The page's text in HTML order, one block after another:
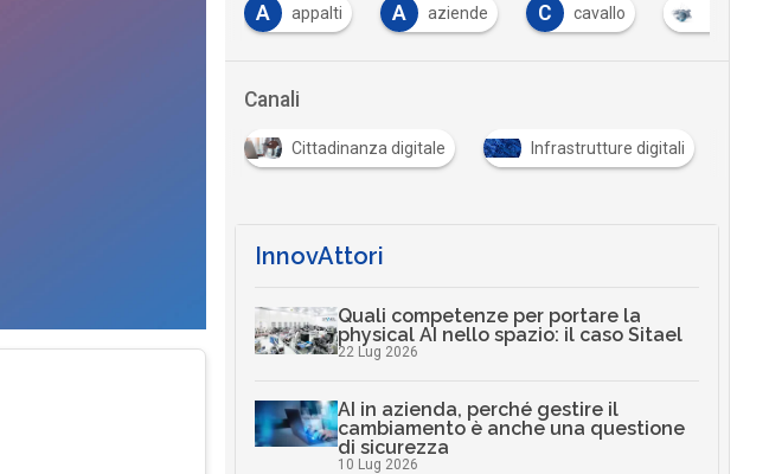
A appalti A aziende C cavallo
Canali
Cittadinanza digitale Infrastrutture digitali
InnovAttori
Quali competenze per portare la
physical AI nello spazio: il caso Sitael
22 Lug 2026
AI in azienda, perché gestire il
cambiamento è anche una questione
di sicurezza
10 Lug 2026